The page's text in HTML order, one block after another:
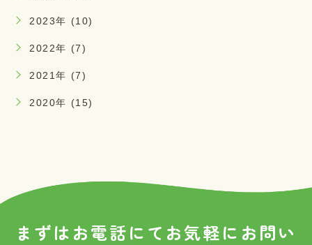
2023年 (10)
2022年 (7)
2021年 (7)
2020年 (15)
まずはお電話にてお気軽に お問い